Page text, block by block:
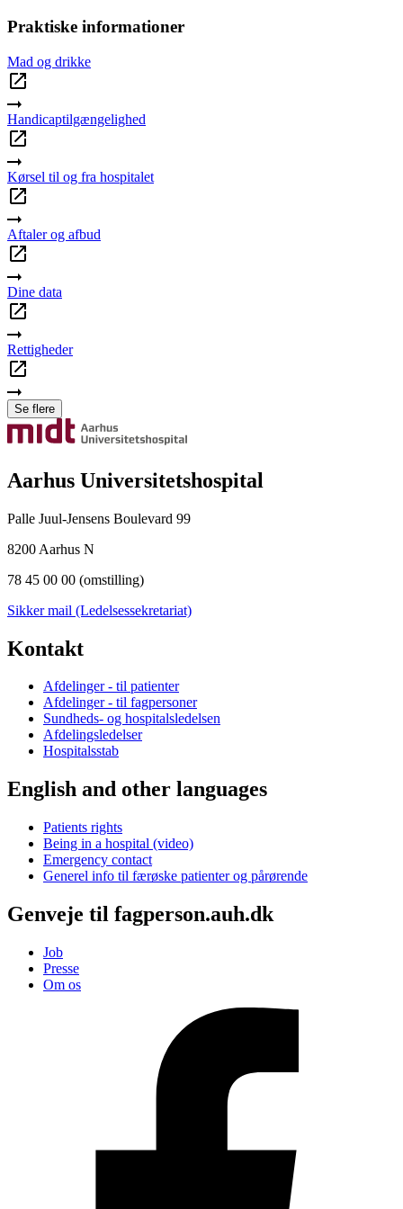
Praktiske informationer
Mad og drikke
Handicaptilgængelighed
Kørsel til og fra hospitalet
Aftaler og afbud
Dine data
Rettigheder
Se flere
Aarhus Universitetshospital
Palle Juul-Jensens Boulevard 99
8200 Aarhus N
78 45 00 00 (omstilling)
Sikker mail (Ledelsessekretariat)
Kontakt
Afdelinger - til patienter
Afdelinger - til fagpersoner
Sundheds- og hospitalsledelsen
Afdelingsledelser
Hospitalsstab
English and other languages
Patients rights
Being in a hospital (video)
Emergency contact
Generel info til færøske patienter og pårørende
Genveje til fagperson.auh.dk
Job
Presse
Om os